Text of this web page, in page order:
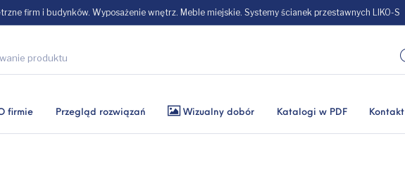
firm i budynków. Wyposażenie wnętrz. Meble miejskie. Systemy ścianek przestawnych LIKO-S
firmie Przegląd rozwiązań Wizualny dobór Katalogi w PDF Kontakt